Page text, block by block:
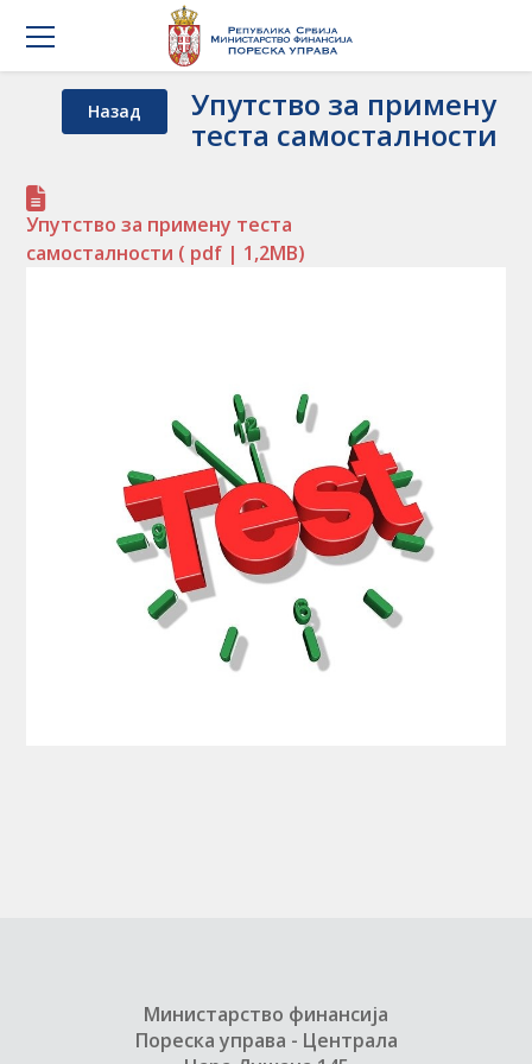
Назад Упутство за примену
теста самосталности
Упутство за примену теста
самосталности ( pdf | 1,2MB)
Министарство финансија
Пореска управа - Централа